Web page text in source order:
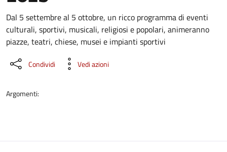
Dettaglio dell'evento
Dal 5 settembre al 5 ottobre, un ricco programma di eventi
culturali, sportivi, musicali, religiosi e popolari, animeranno
piazze, teatri, chiese, musei e impianti sportivi
Condividi Vedi azioni
Argomenti: